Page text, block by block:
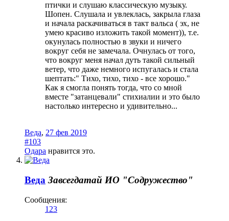
птички и слушаю классическую музыку.
Шопен. Слушала и увлеклась, закрыла глаза
и начала раскачиваться в такт вальса ( эх, не
умею красиво изложить такой момент)), т.е.
окунулась полностью в звуки и ничего
вокруг себя не замечала. Очнулась от того,
что вокруг меня начал дуть такой сильный
ветер, что даже немного испугалась и стала
шептать:" Тихо, тихо, тихо - все хорошо."
Как я смогла понять тогда, что со мной
вместе "затанцевали" стихиалии и это было
настолько интересно и удивительно...
Веда, 27 фев 2019
#103
Одара нравится это.
Веда Завсегдатай ИО "Содружество"
Сообщения:
123